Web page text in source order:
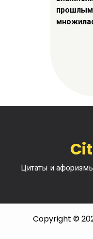
Цитаты и
Copyright ©